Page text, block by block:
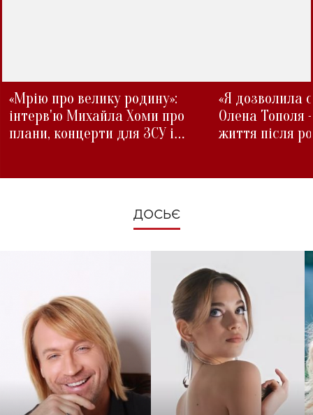
«Мрію про велику родину»:
інтерв'ю Михайла Хоми про
плани, концерти для ЗСУ і
«Я дозволила
Олена Тополя
життя після
ДОСЬЄ